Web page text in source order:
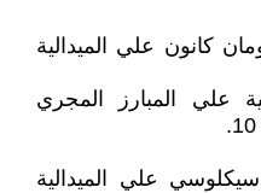
كانون علي الميدالية
علي المبارز المجري
علي الميدالية